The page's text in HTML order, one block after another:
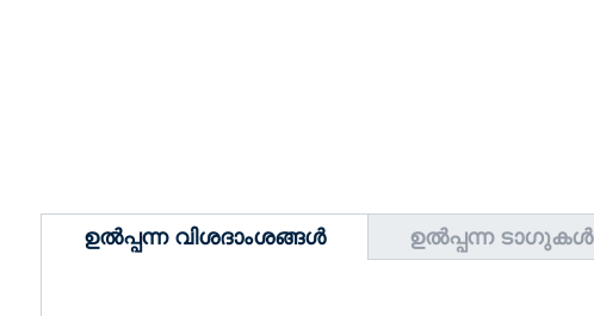
ഉൽപ്പന്ന വിശദാംശങ്ങൾ ഉൽപ്പന്ന ടാഗുകൾ